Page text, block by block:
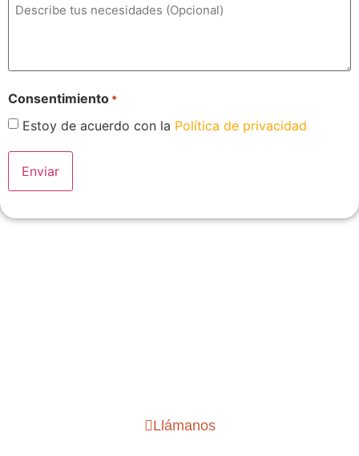
Consentimiento *
Estoy de acuerdo con la Política de privacidad
Llámanos